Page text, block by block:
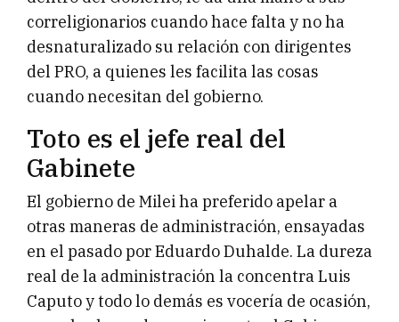
correligionarios cuando hace falta y no ha
desnaturalizado su relación con dirigentes
del PRO, a quienes les facilita las cosas
cuando necesitan del gobierno.
Toto es el jefe real del
Gabinete
El gobierno de Milei ha preferido apelar a
otras maneras de administración, ensayadas
en el pasado por Eduardo Duhalde. La dureza
real de la administración la concentra Luis
Caputo y todo lo demás es vocería de ocasión,